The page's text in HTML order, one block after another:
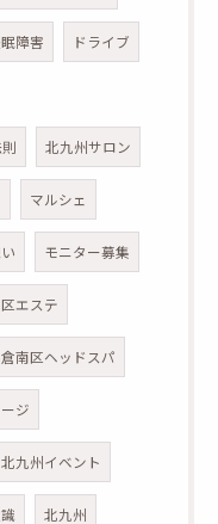
障害 ドライブ
北九州サロン
マルシェ
モニター募集
エステ
南区ヘッドスパ
ジ
北九州イベント
北九州